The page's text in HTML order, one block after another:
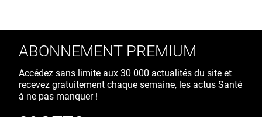
ABONNEMENT PREMIUM
Accédez sans limite aux 30 000 actualités du site et
recevez gratuitement chaque semaine, les actus Santé
à ne pas manquer !